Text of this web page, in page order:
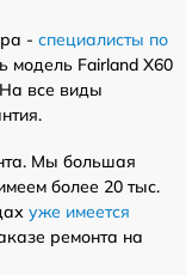
- специалисты по
модель Fairland X60
все виды
Мы большая
более 20 тыс.
уже имеется
ремонта на